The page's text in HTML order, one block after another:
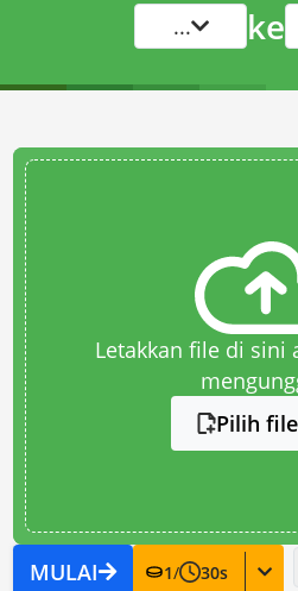
... ke
Letakkan file di sini
Pilih file
MULAI 1/ 30s